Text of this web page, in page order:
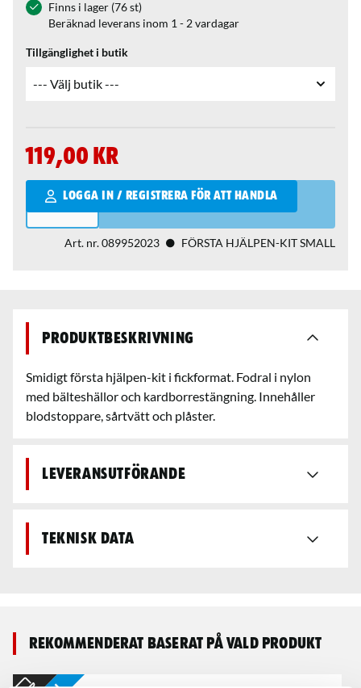
Finns i lager (76 st)
Beräknad leverans inom 1 - 2 vardagar
Tillgänglighet i butik
119,00 kr
LOGGA IN / REGISTRERA FÖR ATT HANDLA
Qantity
Art. nr.089952023 FÖRSTA HJÄLPEN-KIT SMALL
Produktbeskrivning
Smidigt första hjälpen-kit i fickformat. Fodral i nylon
med bälteshällor och kardborrestängning. Innehåller
blodstoppare, sårtvätt och plåster.
Leveransutförande
Teknisk data
Rekommenderat baserat på vald produkt